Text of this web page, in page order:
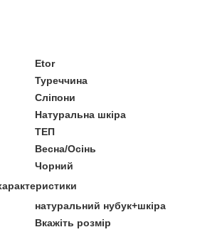
Etor
Туреччина
Сліпони
Натуральна шкіра
ТЕП
Весна/Осінь
Чорний
натуральний нубук+шкіра
Вкажіть розмір